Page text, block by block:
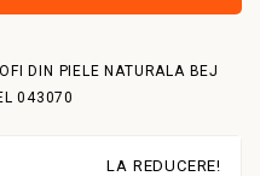
DIN PIELE NATURALA BEJ
043070
LA REDUCERE!